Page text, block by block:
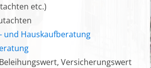
etc.)
und Hauskaufberatung
Versicherungswert